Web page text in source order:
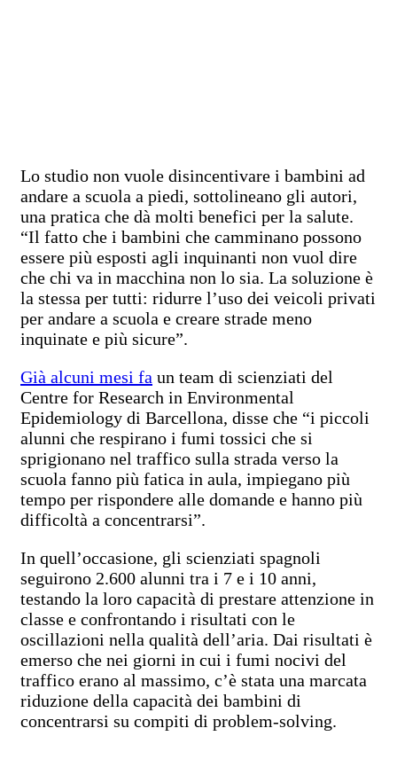
Lo studio non vuole disincentivare i bambini ad
andare a scuola a piedi, sottolineano gli autori,
una pratica che dà molti benefici per la salute.
“Il fatto che i bambini che camminano possono
essere più esposti agli inquinanti non vuol dire
che chi va in macchina non lo sia. La soluzione è
la stessa per tutti: ridurre l’uso dei veicoli privati
per andare a scuola e creare strade meno
inquinate e più sicure”.
Già alcuni mesi fa un team di scienziati del
Centre for Research in Environmental
Epidemiology di Barcellona, disse che “i piccoli
alunni che respirano i fumi tossici che si
sprigionano nel traffico sulla strada verso la
scuola fanno più fatica in aula, impiegano più
tempo per rispondere alle domande e hanno più
difficoltà a concentrarsi”.
In quell’occasione, gli scienziati spagnoli
seguirono 2.600 alunni tra i 7 e i 10 anni,
testando la loro capacità di prestare attenzione in
classe e confrontando i risultati con le
oscillazioni nella qualità dell’aria. Dai risultati è
emerso che nei giorni in cui i fumi nocivi del
traffico erano al massimo, c’è stata una marcata
riduzione della capacità dei bambini di
concentrarsi su compiti di problem-solving.